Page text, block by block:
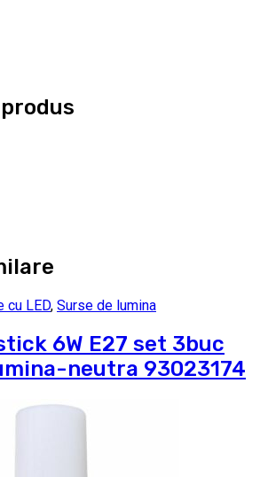
cu LED, Surse de lumina
6W E27 set 3buc
neutra 93023174